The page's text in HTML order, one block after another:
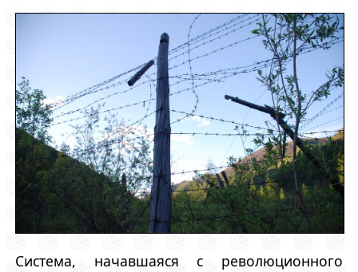
Система, начавшаяся с революционного